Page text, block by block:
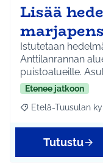
Lisää
Istutetaan
Anttilanrannan
puistoalueille.
Etenee jatkoon
Rajaa tulokset
Etelä-Tuusulan
Tutustu